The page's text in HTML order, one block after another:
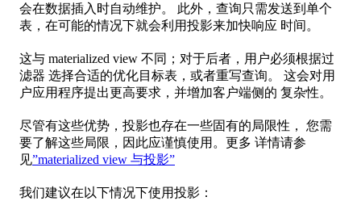
会在数据插入时自动维护。 此外，查询只需发送到单个
表，在可能的情况下就会利用投影来加快响应 时间。
这与 materialized view 不同；对于后者，用户必须根据过
滤器 选择合适的优化目标表，或者重写查询。 这会对用
户应用程序提出更高要求，并增加客户端侧的 复杂性。
尽管有这些优势，投影也存在一些固有的局限性， 您需
要了解这些局限，因此应谨慎使用。更多 详情请参
见”materialized view 与投影”
我们建议在以下情况下使用投影：